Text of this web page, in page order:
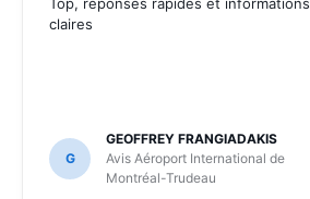
claires
G
GEOFFREY FRANGIADAKIS
Avis Aéroport International de
Montréal-Trudeau